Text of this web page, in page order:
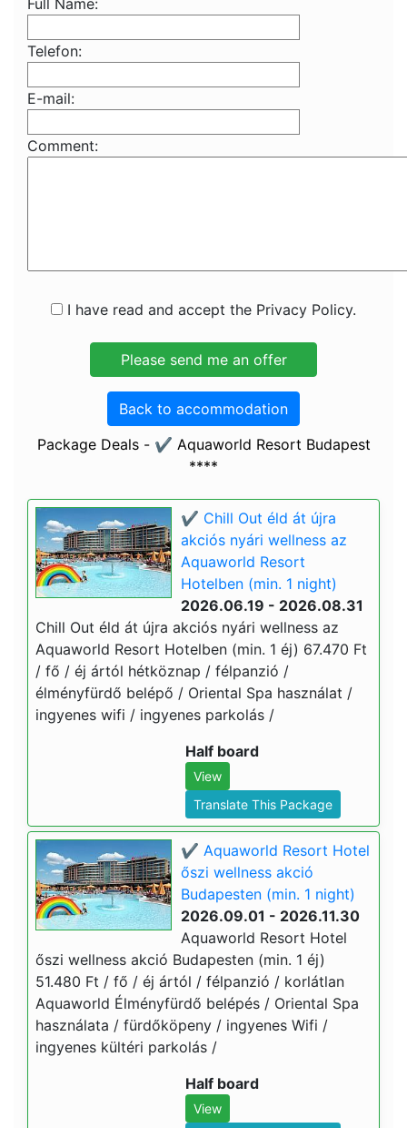
Full Name:
Telefon:
E-mail:
Comment:
I have read and accept the Privacy Policy.
Back to accommodation
Package Deals - ✔️ Aquaworld Resort Budapest
****
✔️ Chill Out éld át újra
akciós nyári wellness az
Aquaworld Resort
Hotelben (min. 1 night)
2026.06.19 - 2026.08.31
Chill Out éld át újra akciós nyári wellness az
Aquaworld Resort Hotelben (min. 1 éj) 67.470 Ft
/ fő / éj ártól hétköznap / félpanzió /
élményfürdő belépő / Oriental Spa használat /
ingyenes wifi / ingyenes parkolás /
Half board
View
Translate This Package
✔️ Aquaworld Resort Hotel
őszi wellness akció
Budapesten (min. 1 night)
2026.09.01 - 2026.11.30
Aquaworld Resort Hotel
őszi wellness akció Budapesten (min. 1 éj)
51.480 Ft / fő / éj ártól / félpanzió / korlátlan
Aquaworld Élményfürdő belépés / Oriental Spa
használata / fürdőköpeny / ingyenes Wifi /
ingyenes kültéri parkolás /
Half board
View